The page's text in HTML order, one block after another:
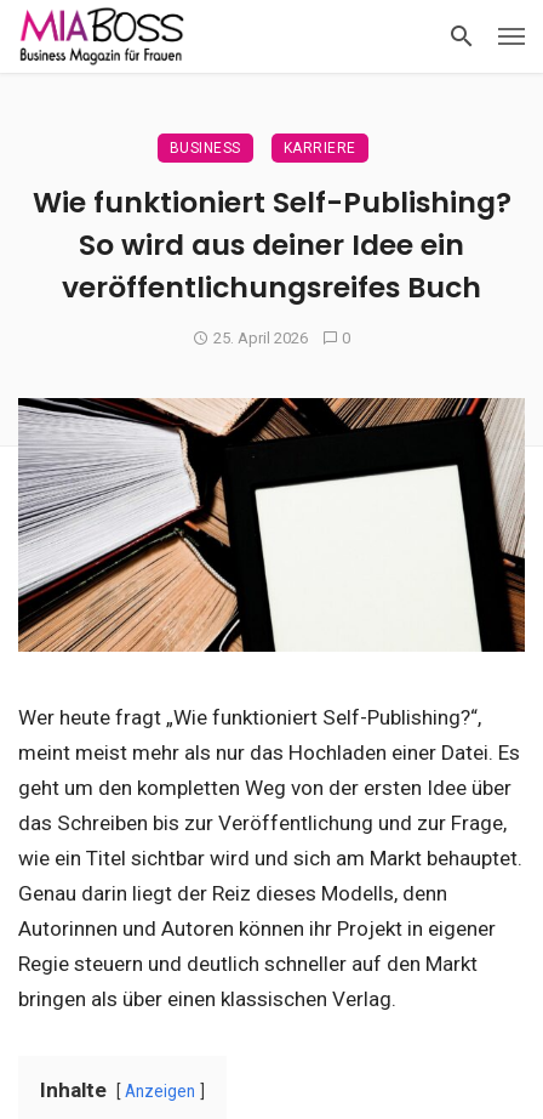
BUSINESS KARRIERE
Wie funktioniert Self-Publishing?
So wird aus deiner Idee ein
veröffentlichungsreifes Buch
25. April 2026 0
Wer heute fragt „Wie funktioniert Self-Publishing?“,
meint meist mehr als nur das Hochladen einer Datei. Es
geht um den kompletten Weg von der ersten Idee über
das Schreiben bis zur Veröffentlichung und zur Frage,
wie ein Titel sichtbar wird und sich am Markt behauptet.
Genau darin liegt der Reiz dieses Modells, denn
Autorinnen und Autoren können ihr Projekt in eigener
Regie steuern und deutlich schneller auf den Markt
bringen als über einen klassischen Verlag.
Inhalte Anzeigen